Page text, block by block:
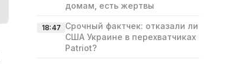
домам, есть жертвы
18:47 Срочный фактчек: отказали ли
США Украине в перехватчиках
Patriot?